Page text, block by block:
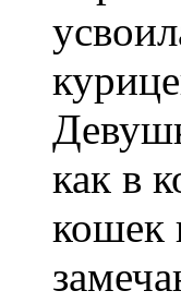
как в
кошек